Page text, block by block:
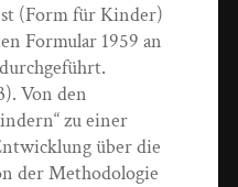
(Form für Kinder)
Formular 1959 an
Von den
zu einer
über die
der Methodologie